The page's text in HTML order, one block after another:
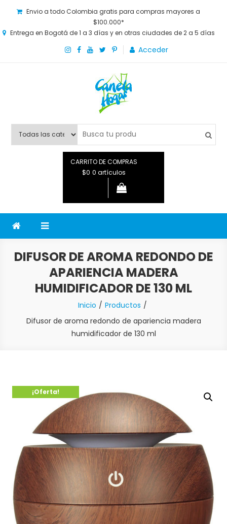
Envio a todo Colombia gratis para compras mayores a
$100.000*
Entrega en Bogotá de 1 a 3 días y en otras ciudades de 2 a 5 días
Acceder
Canela Hogar
novedosos productos para grandes y chicos, además de lo
que necesitas saber para disfrutar tu hogar.
CARRITO DE COMPRAS
$0 0 artículos
DIFUSOR DE AROMA REDONDO DE
APARIENCIA MADERA
HUMIDIFICADOR DE 130 ML
Inicio
Productos
Difusor de aroma redondo de apariencia madera
humidificador de 130 ml
¡Oferta!